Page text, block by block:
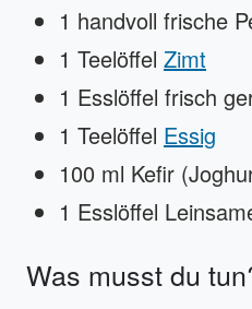
1 handvoll frische
1 Teelöffel Zimt
1 Esslöffel frisch
1 Teelöffel Essig
100 ml Kefir
1 Esslöffel
Was musst du